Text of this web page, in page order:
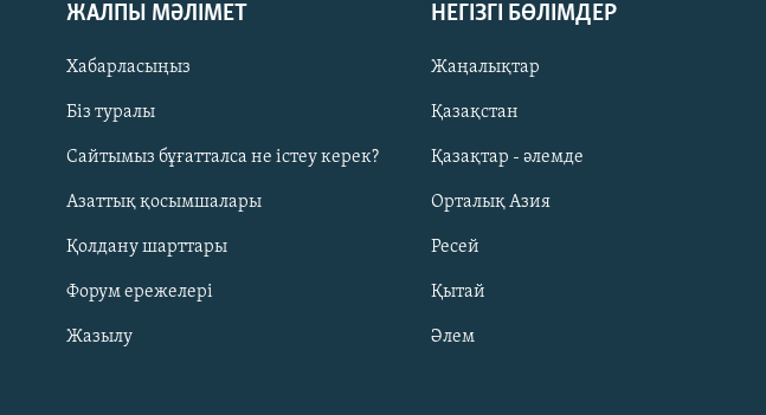
Русский
ЖАЗЫЛЫҢЫЗ
ЖАЛПЫ МӘЛІМЕТ
Хабарласыңыз
Біз туралы
Сайтымыз бұғатталса не істеу керек?
Азаттық қосымшалары
Қолдану шарттары
Форум ережелері
Жазылу
НЕГІЗГІ БӨЛІМДЕР
Жаңалықтар
Қазақстан
Қазақтар - әлемде
Орталық Азия
Ресей
Қытай
Әлем